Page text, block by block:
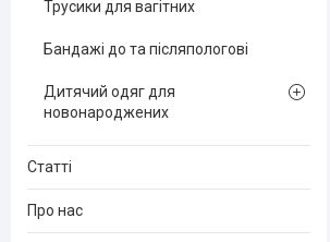
Трусики для вагітних
Бандажі до та післяпологові
Дитячий одяг для
новонароджених
Статті
Про нас